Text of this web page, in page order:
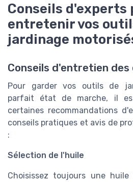
Conseils d'experts
entretenir vos
jardinage
Conseils d'entretien
Pour garder vos outils de
parfait état de marche, il
certaines recommandations
conseils pratiques et avis de
:
Sélection de l'huile
Choisissez toujours une